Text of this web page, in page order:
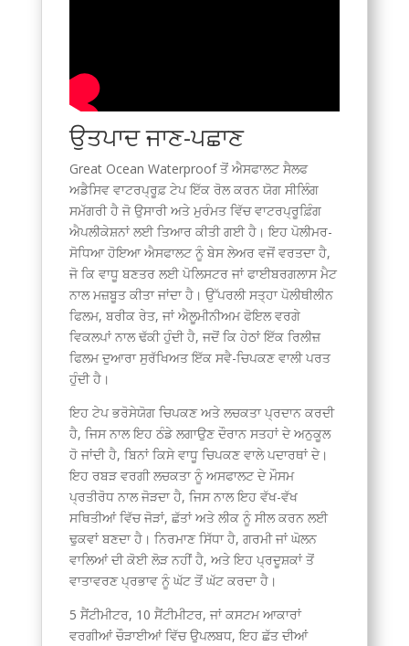
ਉਤਪਾਦ ਜਾਣ-ਪਛਾਣ
Great Ocean Waterproof ਤੋਂ ਐਸਫਾਲਟ ਸੈਲਫ
ਅਡੈਸਿਵ ਵਾਟਰਪ੍ਰੂਫ਼ ਟੇਪ ਇੱਕ ਰੋਲ ਕਰਨ ਯੋਗ ਸੀਲਿੰਗ
ਸਮੱਗਰੀ ਹੈ ਜੋ ਉਸਾਰੀ ਅਤੇ ਮੁਰੰਮਤ ਵਿੱਚ ਵਾਟਰਪ੍ਰੂਫ਼ਿੰਗ
ਐਪਲੀਕੇਸ਼ਨਾਂ ਲਈ ਤਿਆਰ ਕੀਤੀ ਗਈ ਹੈ। ਇਹ ਪੋਲੀਮਰ-
ਸੋਧਿਆ ਹੋਇਆ ਐਸਫਾਲਟ ਨੂੰ ਬੇਸ ਲੇਅਰ ਵਜੋਂ ਵਰਤਦਾ ਹੈ,
ਜੋ ਕਿ ਵਾਧੂ ਬਣਤਰ ਲਈ ਪੋਲਿਸਟਰ ਜਾਂ ਫਾਈਬਰਗਲਾਸ ਮੈਟ
ਨਾਲ ਮਜ਼ਬੂਤ ​​ਕੀਤਾ ਜਾਂਦਾ ਹੈ। ਉੱਪਰਲੀ ਸਤ੍ਹਾ ਪੋਲੀਥੀਲੀਨ
ਫਿਲਮ, ਬਰੀਕ ਰੇਤ, ਜਾਂ ਐਲੂਮੀਨੀਅਮ ਫੋਇਲ ਵਰਗੇ
ਵਿਕਲਪਾਂ ਨਾਲ ਢੱਕੀ ਹੁੰਦੀ ਹੈ, ਜਦੋਂ ਕਿ ਹੇਠਾਂ ਇੱਕ ਰਿਲੀਜ਼
ਫਿਲਮ ਦੁਆਰਾ ਸੁਰੱਖਿਅਤ ਇੱਕ ਸਵੈ-ਚਿਪਕਣ ਵਾਲੀ ਪਰਤ
ਹੁੰਦੀ ਹੈ।
ਇਹ ਟੇਪ ਭਰੋਸੇਯੋਗ ਚਿਪਕਣ ਅਤੇ ਲਚਕਤਾ ਪ੍ਰਦਾਨ ਕਰਦੀ
ਹੈ, ਜਿਸ ਨਾਲ ਇਹ ਠੰਡੇ ਲਗਾਉਣ ਦੌਰਾਨ ਸਤਹਾਂ ਦੇ ਅਨੁਕੂਲ
ਹੋ ਜਾਂਦੀ ਹੈ, ਬਿਨਾਂ ਕਿਸੇ ਵਾਧੂ ਚਿਪਕਣ ਵਾਲੇ ਪਦਾਰਥਾਂ ਦੇ।
ਇਹ ਰਬੜ ਵਰਗੀ ਲਚਕਤਾ ਨੂੰ ਅਸਫਾਲਟ ਦੇ ਮੌਸਮ
ਪ੍ਰਤੀਰੋਧ ਨਾਲ ਜੋੜਦਾ ਹੈ, ਜਿਸ ਨਾਲ ਇਹ ਵੱਖ-ਵੱਖ
ਸਥਿਤੀਆਂ ਵਿੱਚ ਜੋੜਾਂ, ਛੱਤਾਂ ਅਤੇ ਲੀਕ ਨੂੰ ਸੀਲ ਕਰਨ ਲਈ
ਢੁਕਵਾਂ ਬਣਦਾ ਹੈ। ਨਿਰਮਾਣ ਸਿੱਧਾ ਹੈ, ਗਰਮੀ ਜਾਂ ਘੋਲਨ
ਵਾਲਿਆਂ ਦੀ ਕੋਈ ਲੋੜ ਨਹੀਂ ਹੈ, ਅਤੇ ਇਹ ਪ੍ਰਦੂਸ਼ਕਾਂ ਤੋਂ
ਵਾਤਾਵਰਣ ਪ੍ਰਭਾਵ ਨੂੰ ਘੱਟ ਤੋਂ ਘੱਟ ਕਰਦਾ ਹੈ।
5 ਸੈਂਟੀਮੀਟਰ, 10 ਸੈਂਟੀਮੀਟਰ, ਜਾਂ ਕਸਟਮ ਆਕਾਰਾਂ
ਵਰਗੀਆਂ ਚੌੜਾਈਆਂ ਵਿੱਚ ਉਪਲਬਧ, ਇਹ ਛੱਤ ਦੀਆਂ